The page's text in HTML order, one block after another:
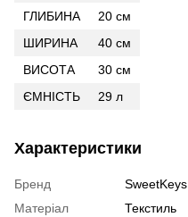
ГЛИБИНА
20 см
ШИРИНА
40 см
ВИСОТА
30 см
ЄМНІСТЬ
29 л
Характеристики
Бренд
SweetKeys
Матеріал
Текстиль